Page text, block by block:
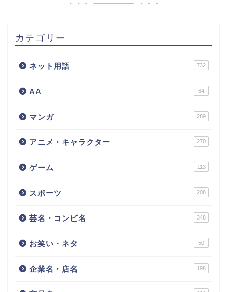
カテゴリー
ネット用語 732
AA 64
マンガ 289
アニメ・キャラクター 270
ゲーム 113
スポーツ 208
芸名・コンビ名 348
お笑い・ネタ 50
企業名・店名 198